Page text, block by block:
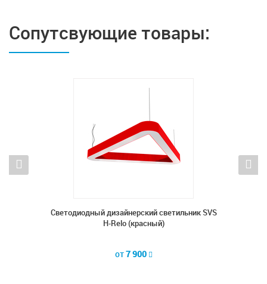
Сопутсвующие товары:
Cветодиодный дизайнерский светильник SVS
H-Relo (красный)
от7 900